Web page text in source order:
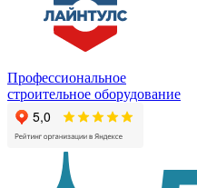
Профессиональное
строительное оборудование